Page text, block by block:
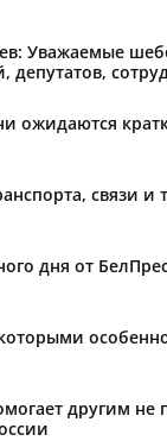
Уважаемые
депутатов,
ожидаются
связи
дня от
другим не